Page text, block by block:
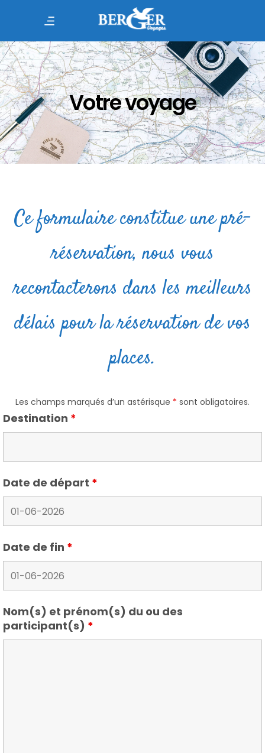
Votre voyage
Ce formulaire constitue une pré-
réservation, nous vous
recontacterons dans les meilleurs
délais pour la réservation de vos
places.
Les champs marqués d’un astérisque * sont obligatoires.
Destination *
Date de départ *
Date de fin *
Nom(s) et prénom(s) du ou des
participant(s) *